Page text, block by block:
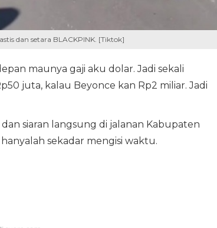
dan setara BLACKPINK. [Tiktok]
maunya gaji aku dolar. Jadi sekali
juta, kalau Beyonce kan Rp2 miliar. Jadi
siaran langsung di jalanan Kabupaten
sekadar mengisi waktu.